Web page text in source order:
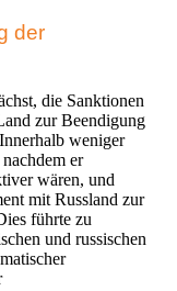
der
die Sanktionen
zur Beendigung
weniger
nachdem er
wären, und
mit Russland zur
führte zu
und russischen